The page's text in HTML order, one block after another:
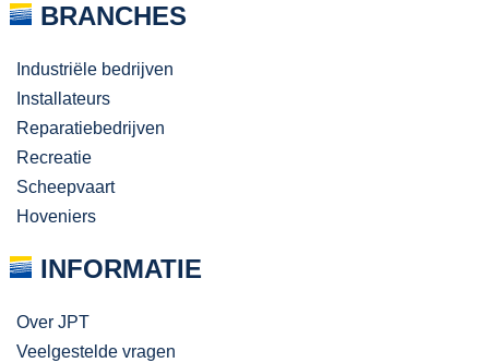
BRANCHES
Industriële bedrijven
Installateurs
Reparatiebedrijven
Recreatie
Scheepvaart
Hoveniers
INFORMATIE
Over JPT
Veelgestelde vragen